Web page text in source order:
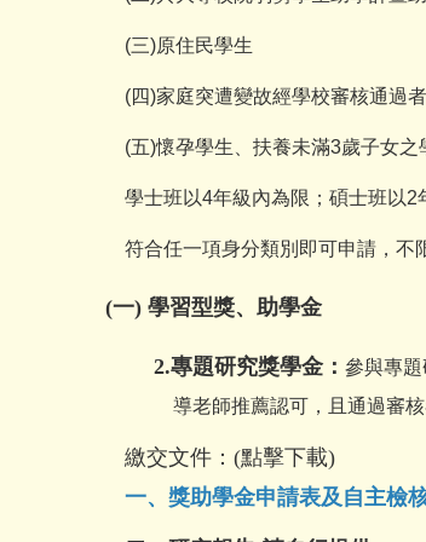
(三)原住民學生
(四)家庭突遭變故經學校審核通過者
(五)懷孕學生、扶養未滿3歲子女之
學士班以4年級內為限；碩士班以
符合任一項身分類別即可申請，不
(一) 學習型獎、助學金
2.專題研究獎學金： 參與專
導老師推薦認可，且通過審核
繳交文件：(點擊下載)
一、 獎助學金申請表及自主檢